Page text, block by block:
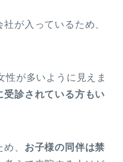
が入っているため、
性が多いように見えま
受診されている方もい
、 お子様の同伴は禁